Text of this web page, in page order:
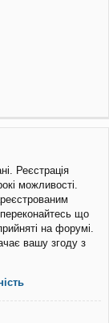
Реєстрація
можливості.
що
на форумі.
вашу згоду з